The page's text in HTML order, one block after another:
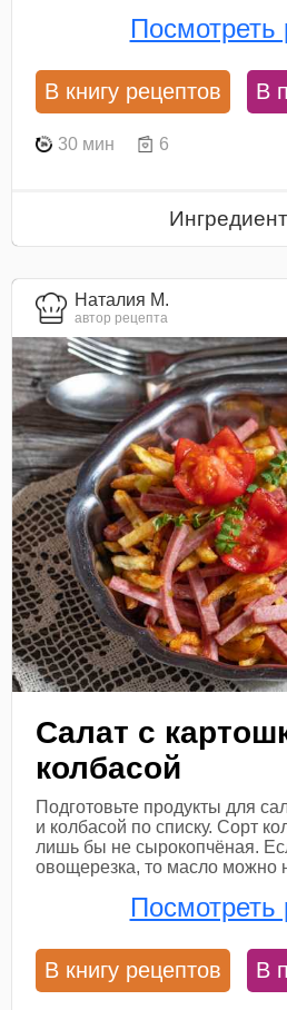
Посмотреть
В книгу рецептов В
30 мин 6
Наталия М.
автор рецепта
Салат с
колбасой
Подготовьте продукты для
и колбасой по списку. Сорт
лишь бы не сырокопчёная.
овощерезка, то масло можно
Посмотреть
В книгу рецептов В